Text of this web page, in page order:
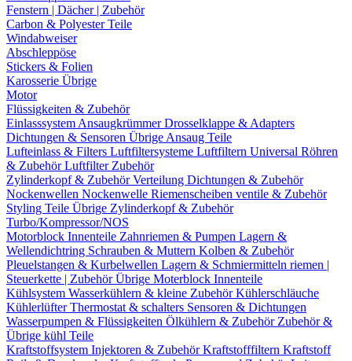
Fenstern | Dächer | Zubehör
Carbon & Polyester Teile
Windabweiser
Abschleppöse
Stickers & Folien
Karosserie Übrige
Motor
Flüssigkeiten & Zubehör
Einlasssystem AnsaugkrümmerDrosselklappe & Adapters
Dichtungen & Sensoren Übrige Ansaug Teile
Lufteinlass & Filters Luftfiltersysteme Luftfiltern Universal Röhren
& ZubehörLuftfilter Zubehör
Zylinderkopf & ZubehörVerteilung Dichtungen & Zubehör
Nockenwellen Nockenwelle Riemenscheiben ventile & Zubehör
Styling Teile Übrige Zylinderkopf & Zubehör
Turbo/Kompressor/NOS
Motorblock Innenteile Zahnriemen & Pumpen Lagern &
Wellendichtring Schrauben & Muttern Kolben & Zubehör
Pleuelstangen & Kurbelwellen Lagern & Schmiermitteln riemen |
Steuerkette | ZubehörÜbrige Moterblock Innenteile
Kühlsystem Wasserkühlern & kleine ZubehörKühlerschläuche
KühlerlüfterThermostat & schalters Sensoren & Dichtungen
Wasserpumpen & Flüssigkeiten Ölkühlern & Zubehör Zubehör &
Übrige kühl Teile
Kraftstoffsystem Injektoren & ZubehörKraftstofffiltern Kraftstoff